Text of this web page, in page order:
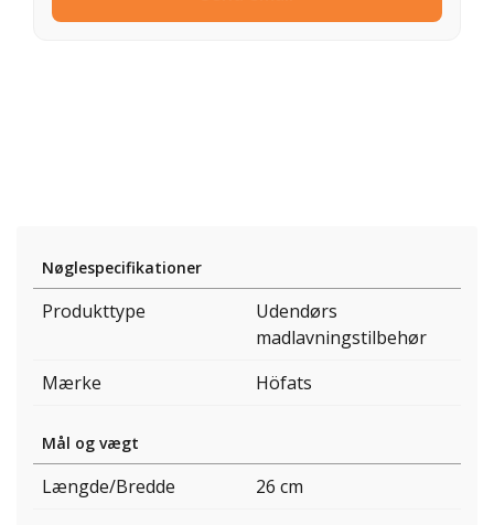
Nøglespecifikationer
Produkttype
Udendørs
madlavningstilbehør
Mærke
Höfats
Mål og vægt
Længde/Bredde
26 cm